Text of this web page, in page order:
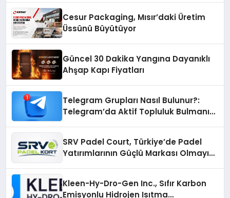
Cesur Packaging, Mısır’daki Üretim
Üssünü Büyütüyor
Güncel 30 Dakika Yangına Dayanıklı
Ahşap Kapı Fiyatları
Telegram Grupları Nasıl Bulunur?:
Telegram’da Aktif Topluluk Bulmanın
SRV Padel Court, Türkiye’de Padel
Yatırımlarının Güçlü Markası Olmayı
Kleen-Hy-Dro-Gen Inc., Sıfır Karbon
Emisyonlu Hidrojen Isıtma